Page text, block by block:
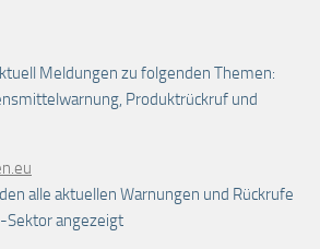
Meldungen zu folgenden Themen:
Produktrückruf und
alle aktuellen Warnungen und Rückrufe
angezeigt